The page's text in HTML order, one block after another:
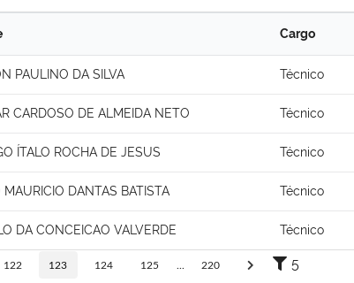
Cargo
PAULINO DA SILVA Técnico
CARDOSO DE ALMEIDA NETO Técnico
ÍTALO ROCHA DE JESUS Técnico
MAURICIO DANTAS BATISTA Técnico
DA CONCEICAO VALVERDE Técnico
122 123 124 125 220 5